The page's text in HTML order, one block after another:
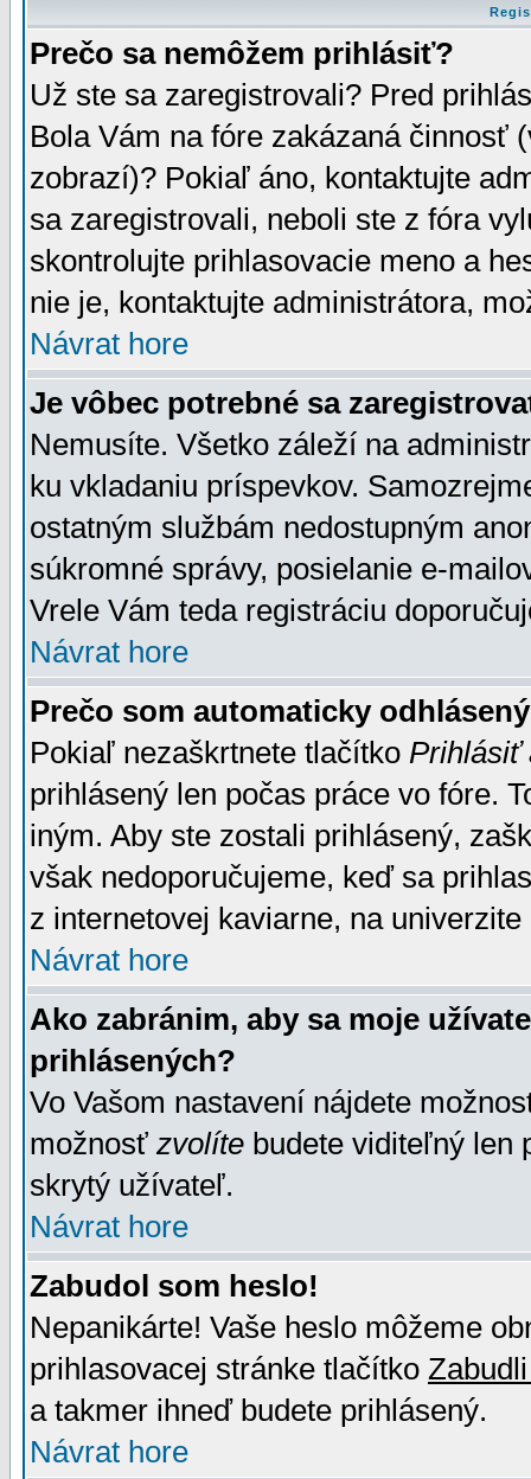
Prečo sa nemôžem prihlásiť?
Už ste sa zaregistrovali? Pred
Bola Vám na fóre zakázaná činnosť
zobrazí)? Pokiaľ áno, kontaktujte
sa zaregistrovali, neboli ste z fóra
skontrolujte prihlasovacie meno a
nie je, kontaktujte administrátora,
Návrat hore
Je vôbec potrebné sa
Nemusíte. Všetko záleží na
ku vkladaniu príspevkov.
ostatným službám nedostupným
súkromné správy, posielanie e-
Vrele Vám teda registráciu
Návrat hore
Prečo som automaticky
Pokiaľ nezaškrtnete tlačítko Prihlásiť
prihlásený len počas práce vo fóre.
iným. Aby ste zostali prihlásený,
však nedoporučujeme, keď sa
z internetovej kaviarne, na univerzite
Návrat hore
Ako zabránim, aby sa moje
prihlásených?
Vo Vašom nastavení nájdete
možnosť zvolíte budete viditeľný len
skrytý užívateľ.
Návrat hore
Zabudol som heslo!
Nepanikárte! Vaše heslo môžeme
prihlasovacej stránke tlačítko
a takmer ihneď budete prihlásený.
Návrat hore